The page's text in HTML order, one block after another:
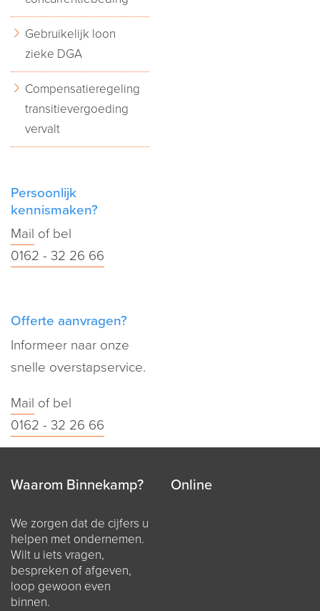
Gebruikelijk loon
zieke DGA
Compensatieregeling
transitievergoeding
vervalt
Persoonlijk
kennismaken?
Mail of bel
0162 - 32 26 66
Offerte aanvragen?
Informeer naar onze
snelle overstapservice.
Mail of bel
0162 - 32 26 66
Waarom Binnekamp?
We zorgen dat de cijfers u
helpen met ondernemen.
Wilt u iets vragen,
bespreken of afgeven,
loop gewoon even
binnen.
Online